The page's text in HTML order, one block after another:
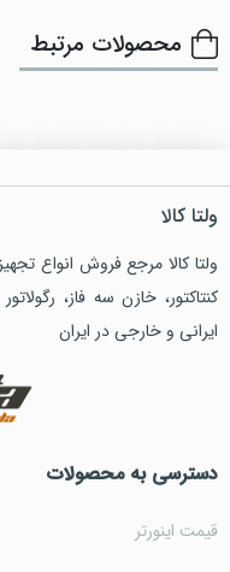
محصولات مرتبط
ولتا کالا
ولتا کالا مرجع فروش انواع
کنتاکتور، خازن سه فاز،
ایرانی و خارجی در ایران
دسترسی به محصولات
قیمت اینورتر